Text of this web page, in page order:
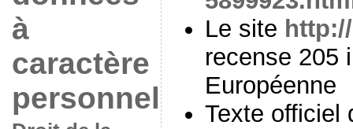
à
caractère
personnel
Le site
recense 205
Européenne
Texte officiel